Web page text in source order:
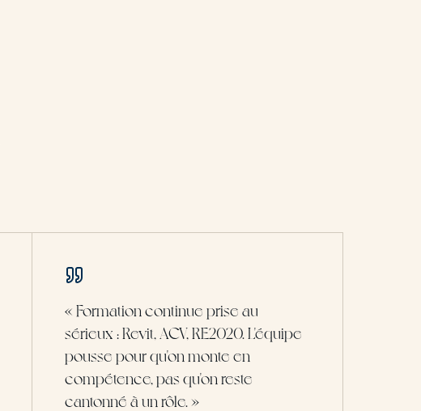
« Formation continue prise au
sérieux : Revit, ACV, RE2020. L'équipe
pousse pour qu'on monte en
compétence, pas qu'on reste
cantonné à un rôle. »